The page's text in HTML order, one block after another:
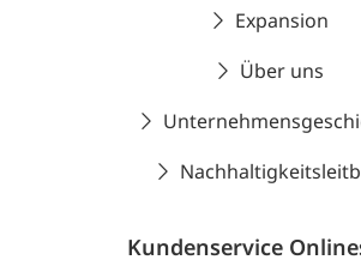
Expansion
Über uns
Kundenservice